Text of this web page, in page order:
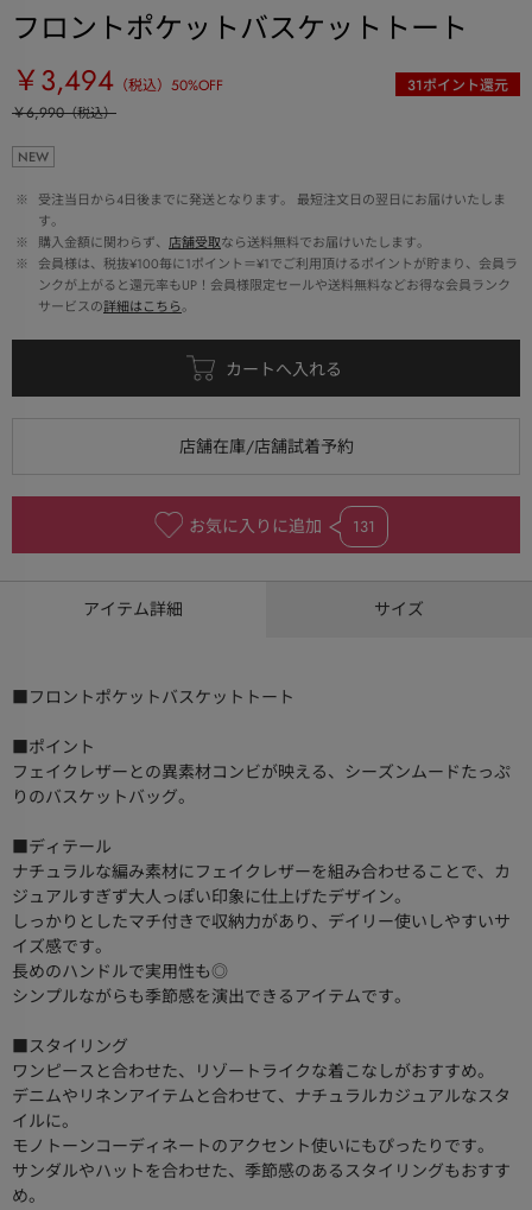
フロントポケットバスケットトート
￥3,494 （税込） 50%OFF 31ポイント還元
￥6,990（税込）
NEW
※
受注当日から4日後までに発送となります。 最短注文日の翌日にお届けいたしま
す。
※
購入金額に関わらず、 店舗受取なら送料無料でお届けいたします。
※
会員様は、税抜¥100毎に1ポイント＝¥1でご利用頂けるポイントが貯まり、会員ラ
ンクが上がると還元率もUP！会員様限定セールや送料無料などお得な会員ランク
サービスの詳細はこちら。
お気に入りに追加 131
アイテム詳細 サイズ
■フロントポケットバスケットトート
■ポイント
フェイクレザーとの異素材コンビが映える、シーズンムードたっぷ
りのバスケットバッグ。
■ディテール
ナチュラルな編み素材にフェイクレザーを組み合わせることで、カ
ジュアルすぎず大人っぽい印象に仕上げたデザイン。
しっかりとしたマチ付きで収納力があり、デイリー使いしやすいサ
イズ感です。
長めのハンドルで実用性も◎
シンプルながらも季節感を演出できるアイテムです。
■スタイリング
ワンピースと合わせた、リゾートライクな着こなしがおすすめ。
デニムやリネンアイテムと合わせて、ナチュラルカジュアルなスタ
イルに。
モノトーンコーディネートのアクセント使いにもぴったりです。
サンダルやハットを合わせた、季節感のあるスタイリングもおすす
め。